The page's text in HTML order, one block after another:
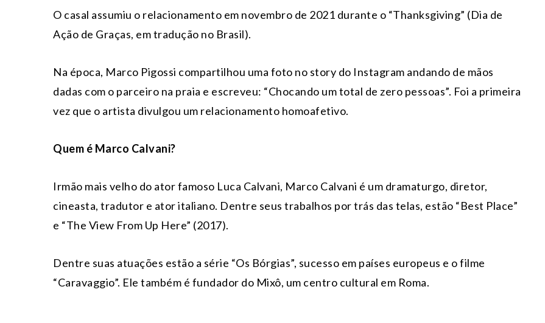
O casal assumiu o relacionamento em novembro de 2021 durante o “Thanksgiving” (Dia de
Ação de Graças, em tradução no Brasil).
Na época, Marco Pigossi compartilhou uma foto no story do Instagram andando de mãos
dadas com o parceiro na praia e escreveu: “Chocando um total de zero pessoas”. Foi a primeira
vez que o artista divulgou um relacionamento homoafetivo.
Quem é Marco Calvani?
Irmão mais velho do ator famoso Luca Calvani, Marco Calvani é um dramaturgo, diretor,
cineasta, tradutor e ator italiano. Dentre seus trabalhos por trás das telas, estão “Best Place”
e “The View From Up Here” (2017).
Dentre suas atuações estão a série “Os Bórgias”, sucesso em países europeus e o filme
“Caravaggio”. Ele também é fundador do Mixô, um centro cultural em Roma.